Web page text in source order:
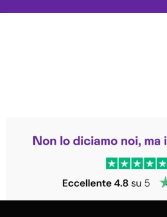
Trustpilot